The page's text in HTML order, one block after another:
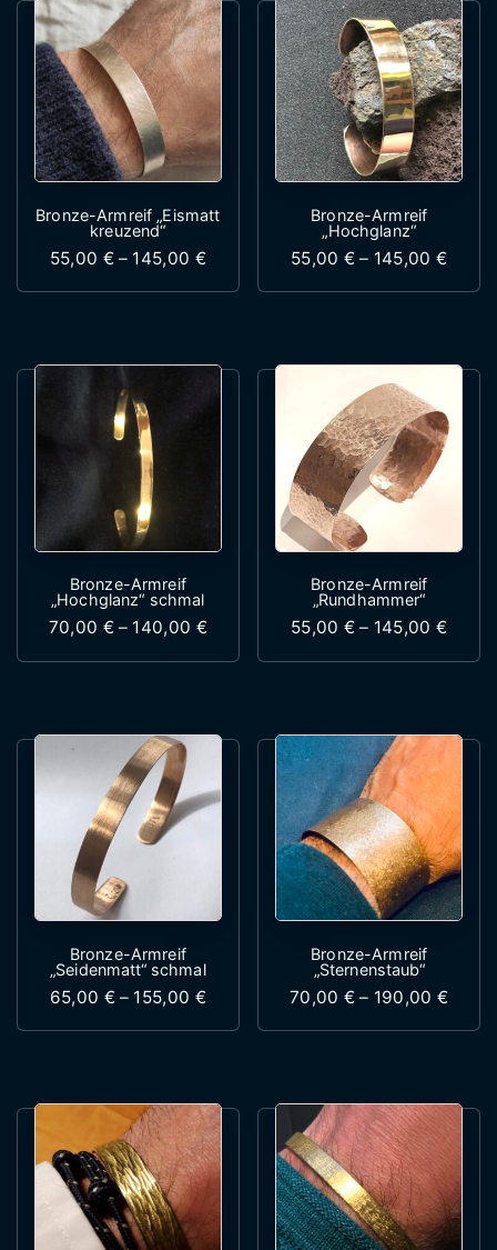
Bronze-Armreif „Eismatt
kreuzend“
55,00 € – 145,00 €Preisspanne: 55,00 € bis 145,00 €
Dieses Produkt weist mehrere
Bronze-Armreif
„Hochglanz“
55,00 € – 145,00€
Dieses
Bronze-Armreif
„Hochglanz“ schmal
70,00 € – 140,00 €Preisspanne: 70,00 € bis 140,00 €
Dieses Produkt weist mehrere
Bronze-Armreif
„Rundhammer“
55,00 € – 145,00€
Dieses
Bronze-Armreif
„Seidenmatt“ schmal
65,00 € – 155,00 €Preisspanne: 65,00 € bis 155,00 €
Dieses Produkt weist mehrere
Bronze-Armreif
„Sternenstaub“
70,00 € – 190,00€
Dieses